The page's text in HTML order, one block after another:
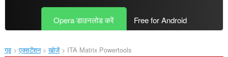
Opera डाउनलोड करें Free for Android
गृह एक्सटेंशन खोजें ITA Matrix Powertools‎